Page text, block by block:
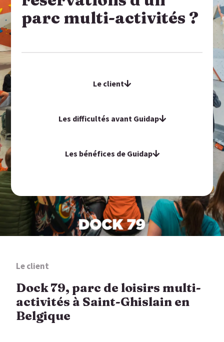
parc multi-activités ?
Le client
Les difficultés avant Guidap
Les bénéfices de Guidap
Le client
Dock 79, parc de loisirs multi-
activités à Saint-Ghislain en
Belgique